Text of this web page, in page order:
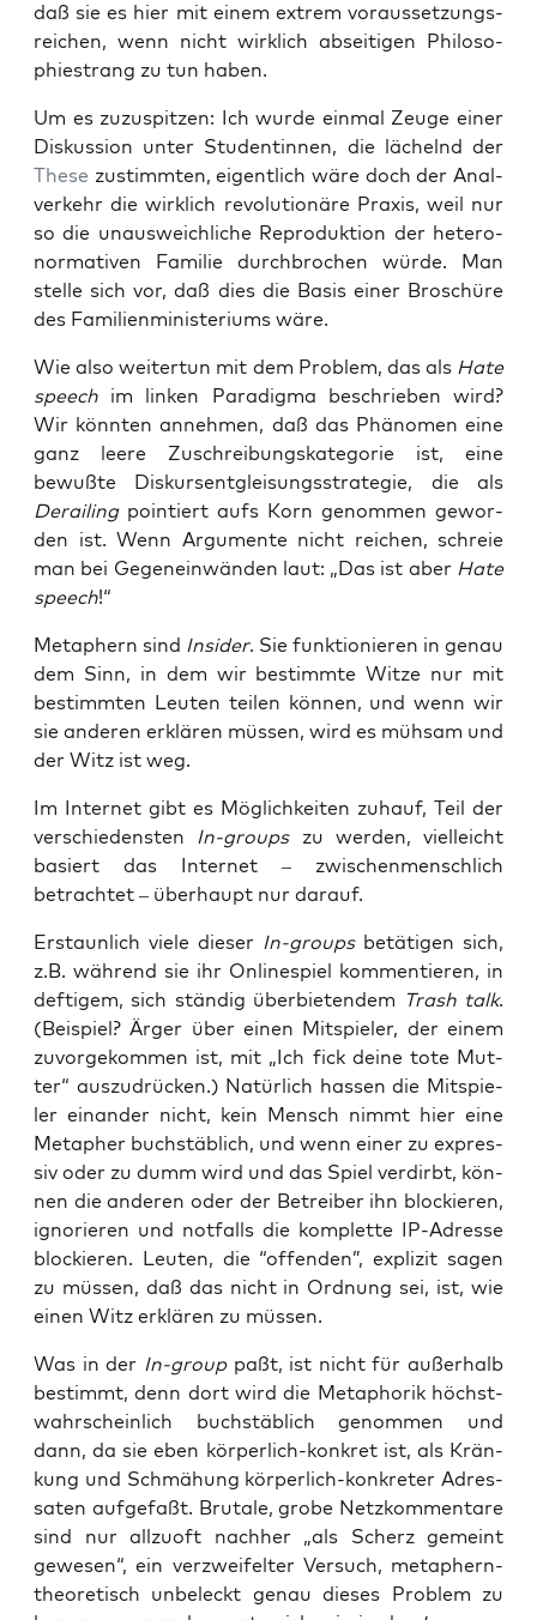
daß sie es hier mit einem extrem vor­aus­set­zungs­
rei­chen, wenn nicht wirk­lich absei­ti­gen Phi­lo­so­
phie­strang zu tun haben.
Um es zuzu­spit­zen: Ich wur­de ein­mal Zeu­ge einer
Dis­kus­si­on unter Stu­den­tin­nen, die lächelnd der
The­se zustimm­ten, eigent­lich wäre doch der Anal­
ver­kehr die wirk­lich revo­lu­tio­nä­re Pra­xis, weil nur
so die unaus­weich­li­che Repro­duk­ti­on der hete­ro­
nor­ma­ti­ven Fami­lie durch­bro­chen wür­de. Man
stel­le sich vor, daß dies die Basis einer Bro­schü­re
des Fami­li­en­mi­nis­te­ri­ums wäre.
Wie also wei­ter­tun mit dem Pro­blem, das als Hate
speech im lin­ken Para­dig­ma beschrie­ben wird?
Wir könn­ten anneh­men, daß das Phä­no­men eine
ganz lee­re Zuschrei­bungs­ka­te­go­rie ist, eine
bewuß­te Dis­kurs­ent­glei­sungs­stra­te­gie, die als
Derai­lingpoin­tiert aufs Korn genom­men gewor­
den ist. Wenn Argu­men­te nicht rei­chen, schreie
man bei Gegen­ein­wän­den laut: „Das ist aber Hate
speech!“
Meta­phern sind Insi­der. Sie funk­tio­nie­ren in genau
dem Sinn, in dem wir bestimm­te Wit­ze nur mit
bestimm­ten Leu­ten tei­len kön­nen, und wenn wir
sie ande­ren erklä­ren müs­sen, wird es müh­sam und
der Witz ist weg.
Im Inter­net gibt es Mög­lich­kei­ten zuhauf, Teil der
ver­schie­dens­ten In-groupszu wer­den, viel­leicht
basiert das Inter­net – zwi­schen­mensch­lich
betrach­tet – über­haupt nur darauf.
Erstaun­lich vie­le die­ser In-groupsbetä­ti­gen sich,
z.B. wäh­rend sie ihr Online­spiel kom­men­tie­ren, in
def­ti­gem, sich stän­dig über­bie­ten­dem Trash talk.
(Bei­spiel? Ärger über einen Mit­spie­ler, der einem
zuvor­ge­kom­men ist, mit „Ich fick dei­ne tote Mut­
ter“ aus­zu­drü­cken.) Natür­lich has­sen die Mit­spie­
ler ein­an­der nicht, kein Mensch nimmt hier eine
Meta­pher buch­stäb­lich, und wenn einer zu expres­
siv oder zu dumm wird und das Spiel ver­dirbt, kön­
nen die ande­ren oder der Betrei­ber ihn blo­ckie­ren,
igno­rie­ren und not­falls die kom­plet­te IP-Adres­se
blo­ckie­ren. Leu­ten, die “offen­den”, expli­zit sagen
zu müs­sen, daß das nicht in Ord­nung sei, ist, wie
einen Witz erklä­ren zu müssen.
Was in der In-grouppaßt, ist nicht für außer­halb
bestimmt, denn dort wird die Meta­pho­rik höchst­
wahr­schein­lich buch­stäb­lich genom­men und
dann, da sie eben kör­per­lich-kon­kret ist, als Krän­
kung und Schmä­hung kör­per­lich-kon­kre­ter Adres­
sa­ten auf­ge­faßt. Bru­ta­le, gro­be Netz­kom­men­ta­re
sind nur all­zu­oft nach­her „als Scherz gemeint
gewe­sen“, ein ver­zwei­fel­ter Ver­such, meta­phern­
theo­re­tisch unbe­leckt genau die­ses Pro­blem zu